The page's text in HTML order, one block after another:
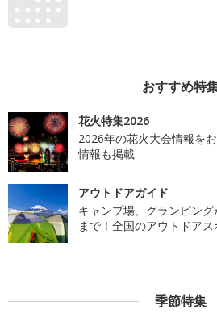
おすすめ特
花火特集2026
2026年の花火大会情報を
情報も掲載
アウトドアガイド
キャンプ場、グランピン
まで！全国のアウトドア
季節特集